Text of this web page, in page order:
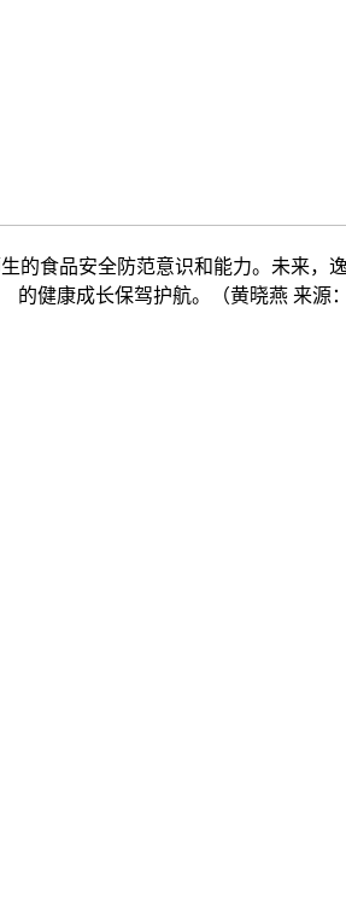
食品安全防范意识和能力。未来，
的健康成长保驾护航。（黄晓燕 来源